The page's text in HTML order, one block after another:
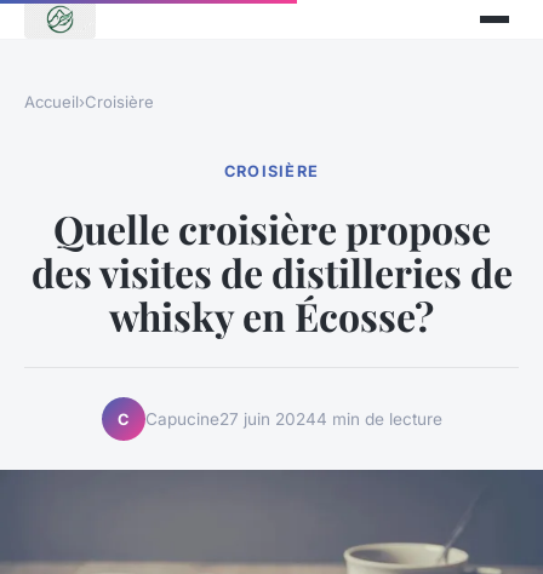
Accueil›Croisière
CROISIÈRE
Quelle croisière propose
des visites de distilleries de
whisky en Écosse?
C Capucine27 juin 20244 min de lecture